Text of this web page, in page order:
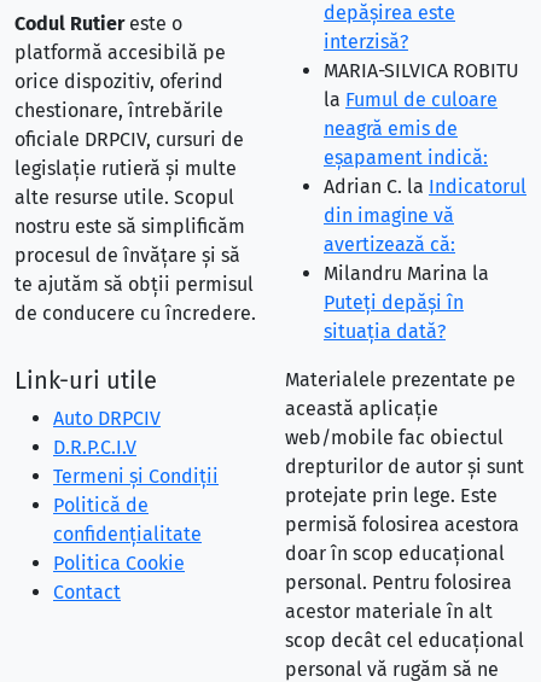
Codul Rutiereste o
platformă accesibilă pe
orice dispozitiv, oferind
chestionare, întrebările
oficiale DRPCIV, cursuri de
legislație rutieră și multe
alte resurse utile. Scopul
nostru este să simplificăm
procesul de învățare și să
te ajutăm să obții permisul
de conducere cu încredere.
depăşirea este
interzisă?
MARIA-SILVICA ROBITU
la Fumul de culoare
neagră emis de
eşapament indică:
Adrian C. la Indicatorul
din imagine vă
avertizează că:
Milandru Marina la
Puteţi depăşi în
situaţia dată?
Link-uri utile
Auto DRPCIV
D.R.P.C.I.V
Termeni și Condiții
Politică de
confidențialitate
Politica Cookie
Contact
Materialele prezentate pe
această aplicație
web/mobile fac obiectul
drepturilor de autor și sunt
protejate prin lege. Este
permisă folosirea acestora
doar în scop educațional
personal. Pentru folosirea
acestor materiale în alt
scop decât cel educațional
personal vă rugăm să ne